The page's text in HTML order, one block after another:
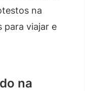
na
para viajar e
na